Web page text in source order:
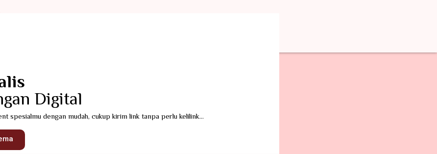
Digital
spesialmu dengan mudah, cukup kirim link tanpa perlu kelilink...